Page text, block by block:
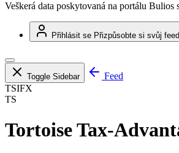
Veškerá data poskytovaná na portálu
Přihlásit se Přizpůsobte si svůj feed
Toggle Sidebar
Feed
TSIFX
TS
Tortoise Tax-